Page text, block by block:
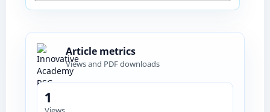
Article metrics
Views and PDF downloads
1